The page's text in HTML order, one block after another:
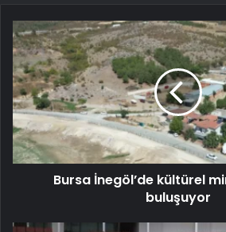
Bursa İnegöl’de kültürel
buluşuyor